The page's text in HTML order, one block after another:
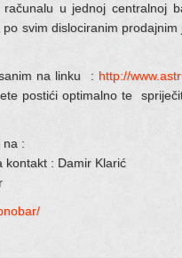
u jednoj centralnoj
po svim dislociranim
na linku : http://
postići optimalno te
na :
kontakt : Damir Klarić